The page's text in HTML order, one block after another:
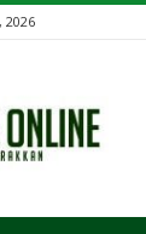
2026